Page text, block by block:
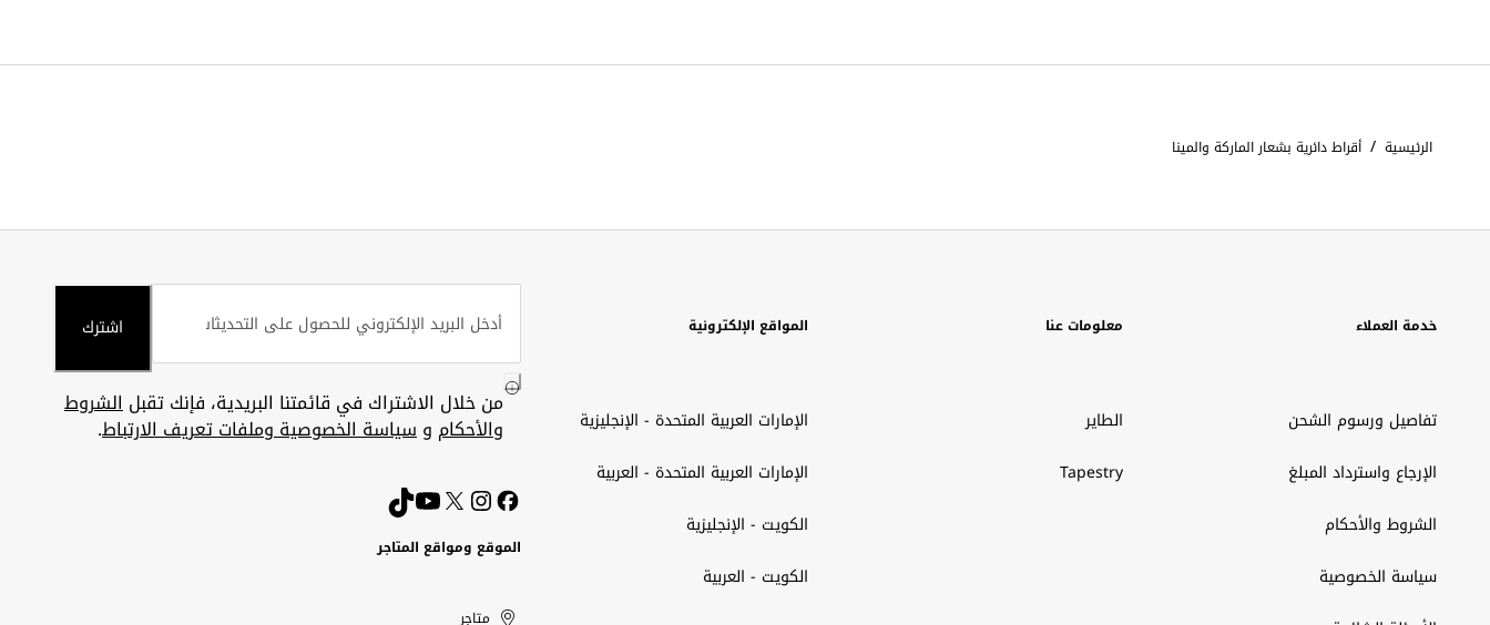
الرئيسية / أقراط دائرية بشعار الماركة والمينا
خدمة العملاء
تفاصيل ورسوم الشحن
الإرجاع واسترداد المبلغ
الشروط والأحكام
سياسة الخصوصية
معلومات عنا
الطاير
Tapestry
المواقع الإلكترونية
الإمارات العربية المتحدة - الإنجليزية
الإمارات العربية المتحدة - العربية
الكويت - الإنجليزية
الكويت - العربية
اشترك
من خلال الاشتراك في قائمتنا البريدية، فإنك تقبلالشروط
والأحكام وسياسة الخصوصية وملفات تعريف الارتباط.
الموقع ومواقع المتاجر
United
Kuwait
الإمارات
الكويت
متاجر